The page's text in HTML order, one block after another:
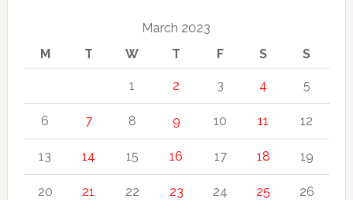
March 2023
M
T W T F S S
1 2 3 4 5
6 7 8 9 10 11 12
13 14 15 16 17 18 19
20 21 22 23 24 25 26